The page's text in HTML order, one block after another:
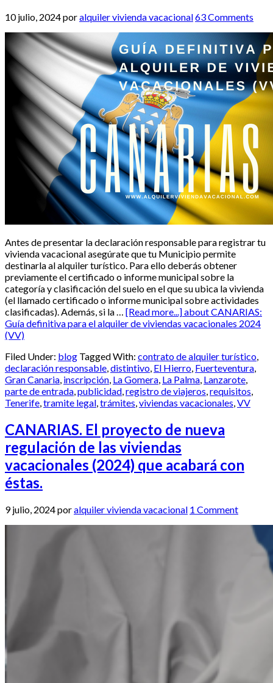
10 julio, 2024poralquiler vivienda vacacional63 Comments
Antes de presentar la declaración responsable para registrar tu
vivienda vacacional asegúrate que tu Municipio permite
destinarla al alquiler turístico. Para ello deberás obtener
previamente el certificado o informe municipal sobre la
categoría y clasificación del suelo en el que su ubica la vivienda
(el llamado certificado o informe municipal sobre actividades
clasificadas). Además, si la … [Read more...]about CANARIAS:
Guía definitiva para el alquiler de viviendas vacacionales 2024
(VV)
Filed Under: blog Tagged With: contrato de alquiler turístico,
declaración responsable,distintivo, El Hierro, Fuerteventura,
Gran Canaria, inscripción, La Gomera, La Palma, Lanzarote,
parte de entrada,publicidad,registro de viajeros,requisitos,
Tenerife,tramite legal,trámites,viviendas vacacionales,VV
CANARIAS. El proyecto de nueva
regulación de las viviendas
vacacionales (2024) que acabará con
éstas.
9 julio, 2024poralquiler vivienda vacacional 1 Comment